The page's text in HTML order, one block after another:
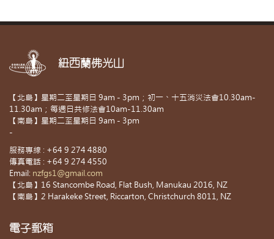
紐西蘭佛光山
【北島】星期二至星期日 9am - 3pm；初一、十五消災法會10.30am-
11.30am；每週日共修法會10am-11.30am
【南島】星期二至星期日 9am - 3pm
-
服務專線 : +64 9 274 4880
傳真電話 : +64 9 274 4550
Email: nzfgs1@gmail.com
【北島】16 Stancombe Road, Flat Bush, Manukau 2016, NZ
【南島】2 Harakeke Street, Riccarton, Christchurch 8011, NZ
電子郵箱